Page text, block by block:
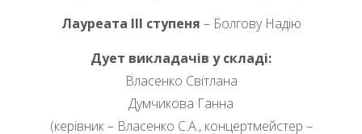
Лауреата ІІІ ступеня – Болгову Надію
Дует викладачів у складі:
Власенко Світлана
Думчикова Ганна
(керівник – Власенко С.А., концертмейстер –